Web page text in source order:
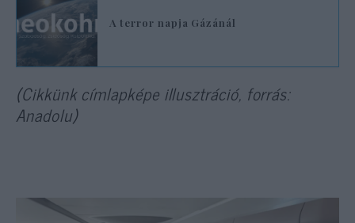
A terror napja Gázánál
(Cikkünk címlapképe illusztráció, forrás:
Anadolu)